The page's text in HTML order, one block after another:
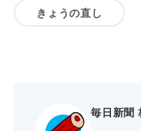
きょうの直し
毎日新聞